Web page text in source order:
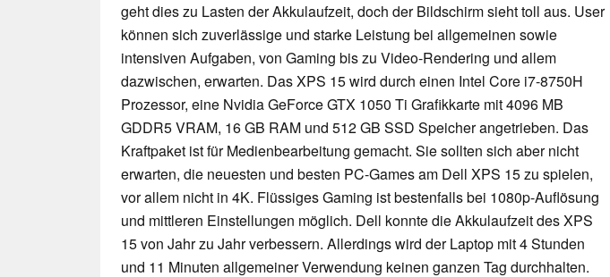
geht dies zu Lasten der Akkulaufzeit, doch der Bildschirm sieht toll aus. User
können sich zuverlässige und starke Leistung bei allgemeinen sowie
intensiven Aufgaben, von Gaming bis zu Video-Rendering und allem
dazwischen, erwarten. Das XPS 15 wird durch einen Intel Core i7-8750H
Prozessor, eine Nvidia GeForce GTX 1050 Ti Grafikkarte mit 4096 MB
GDDR5 VRAM, 16 GB RAM und 512 GB SSD Speicher angetrieben. Das
Kraftpaket ist für Medienbearbeitung gemacht. Sie sollten sich aber nicht
erwarten, die neuesten und besten PC-Games am Dell XPS 15 zu spielen,
vor allem nicht in 4K. Flüssiges Gaming ist bestenfalls bei 1080p-Auflösung
und mittleren Einstellungen möglich. Dell konnte die Akkulaufzeit des XPS
15 von Jahr zu Jahr verbessern. Allerdings wird der Laptop mit 4 Stunden
und 11 Minuten allgemeiner Verwendung keinen ganzen Tag durchhalten.